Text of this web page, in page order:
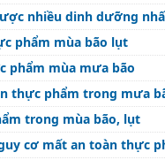
nhiều dinh dưỡng
phẩm mùa bão lụt
phẩm mùa mưa bão
thực phẩm trong mưa
trong mùa bão, lụt
cơ mất an toàn thực